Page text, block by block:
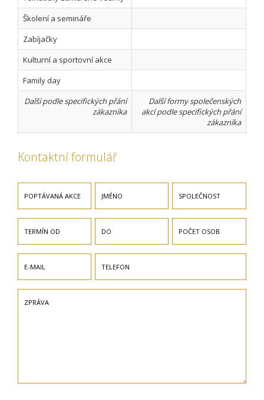
Školení a semináře
Zabíjačky
Kulturní a sportovní akce
Family day
Další podle specifických přání
zákazníka
Další formy společenských
akcí podle specifických přání
zákazníka
Kontaktní formulář